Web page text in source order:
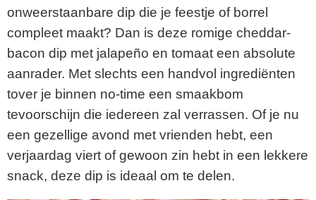
onweerstaanbare dip die je feestje of borrel
compleet maakt? Dan is deze romige cheddar-
bacon dip met jalapeño en tomaat een absolute
aanrader. Met slechts een handvol ingrediënten
tover je binnen no-time een smaakbom
tevoorschijn die iedereen zal verrassen. Of je nu
een gezellige avond met vrienden hebt, een
verjaardag viert of gewoon zin hebt in een lekkere
snack, deze dip is ideaal om te delen.